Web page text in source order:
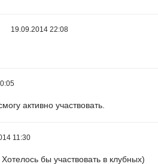
19.09.2014 22:08
активно участвовать.
11:30
бы участвовать в клубных)